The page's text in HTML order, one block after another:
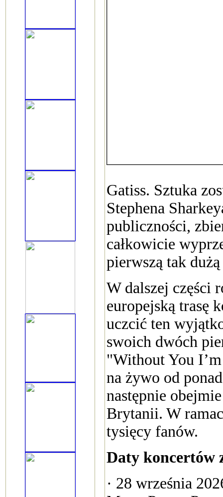
Gatiss. Sztuka
Stephena
publiczności,
całkowicie
pierwszą tak
W dalszej części
europejską trasę
uczcić ten
swoich dwóch
"Without You
na żywo od
następnie
Brytanii. W
tysięcy fanów.
Daty koncertów
· 28 września